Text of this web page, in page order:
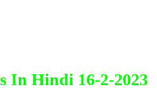
In Hindi 16-2-2023